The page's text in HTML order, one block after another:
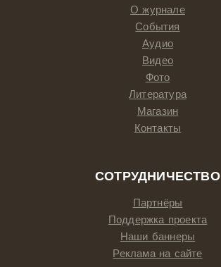
О журнале
События
Аудио
Видео
Фото
Литература
Магазин
Контакты
СОТРУДНИЧЕСТВО
Партнёры
Поддержка проекта
Наши баннеры
Реклама на сайте